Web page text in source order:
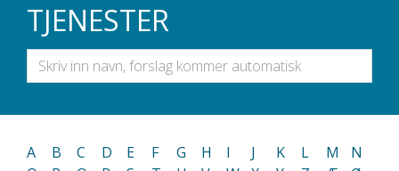
TJENESTER
A B C D E F G H I J K L M
N